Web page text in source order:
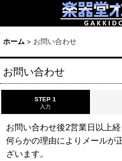
ホーム > お問い合わせ
お問い合わせ
STEP 1
入力
お問い合わせ後2営業日以上
何らかの理由によりメールが
ざいます。